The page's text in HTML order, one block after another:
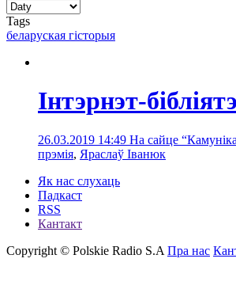
Tags
беларуская гісторыя
Інтэрнэт-
26.03.2019 14:49 На сайце
прэмія, Яраслаў Іванюк
Як нас слухаць
Падкаст
RSS
Кантакт
Copyright © Polskie Radio S.A Пра нас